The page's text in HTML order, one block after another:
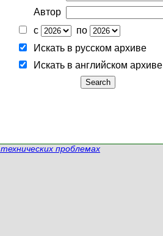
Автор
с
по
Искать в русском архиве
Искать в английском архиве
проблемах